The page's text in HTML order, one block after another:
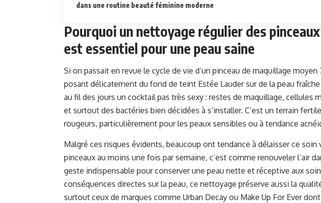
dans une routine beauté féminine moderne
Pourquoi un nettoyage régulier des
est essentiel pour une peau saine
Si on passait en revue le cycle de vie d’un pinceau de maquillage moyen
posant délicatement du fond de teint Estée Lauder sur de la peau
au fil des jours un cocktail pas très sexy : restes de maquillage, cellules
et surtout des bactéries bien décidées à s’installer. C’est un terrain
rougeurs, particulièrement pour les peaux sensibles ou à tendance
Malgré ces risques évidents, beaucoup ont tendance à délaisser ce soin
pinceaux au moins une fois par semaine, c’est comme renouveler l’air
geste indispensable pour conserver une peau nette et réceptive aux
conséquences directes sur la peau, ce nettoyage préserve aussi la
surtout ceux de marques comme Urban Decay ou Make Up For Ever